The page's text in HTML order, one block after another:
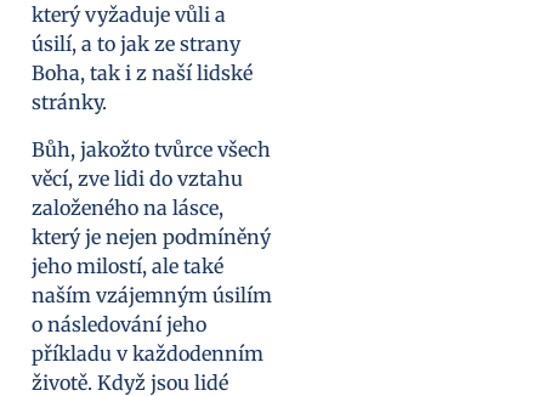
který vyžaduje vůli a
úsilí, a to jak ze strany
Boha, tak i z naší lidské
stránky.
Bůh, jakožto tvůrce všech
věcí, zve lidi do vztahu
založeného na lásce,
který je nejen podmíněný
jeho milostí, ale také
naším vzájemným úsilím
o následování jeho
příkladu v každodenním
životě. Když jsou lidé